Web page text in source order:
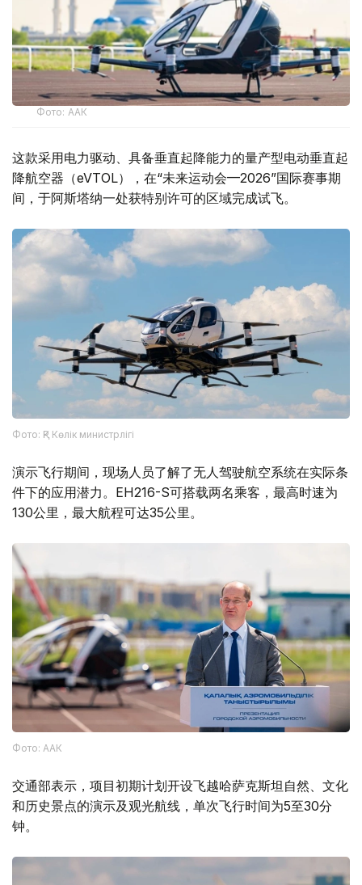
Фото: ААК
这款采用电力驱动、具备垂直起降能力的量产型电动垂直起
降航空器（eVTOL），在“未来运动会—2026”国际赛事期
间，于阿斯塔纳一处获特别许可的区域完成试飞。
Фото: ҚР Көлік министрлігі
演示飞行期间，现场人员了解了无人驾驶航空系统在实际条
件下的应用潜力。EH216-S可搭载两名乘客，最高时速为
130公里，最大航程可达35公里。
Фото: ААК
交通部表示，项目初期计划开设飞越哈萨克斯坦自然、文化
和历史景点的演示及观光航线，单次飞行时间为5至30分
钟。